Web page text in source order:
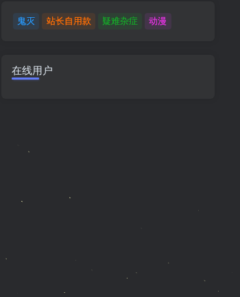
鬼灭 站长自用款 疑难杂症 动漫
在线用户